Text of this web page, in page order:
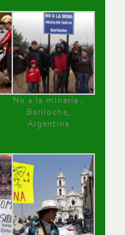
No a la minería ,
Bariloche,
Argentina